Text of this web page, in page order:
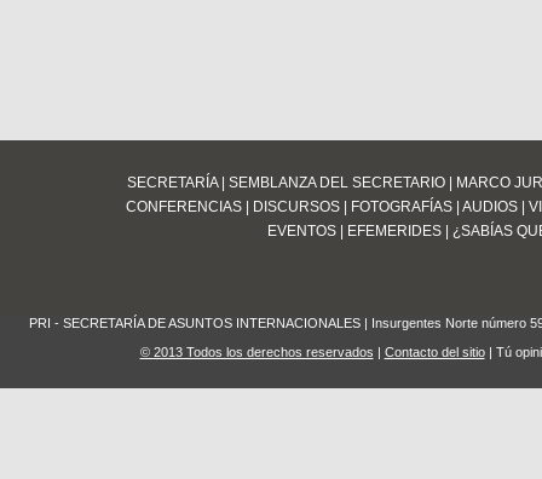
SECRETARÍA| SEMBLANZA DEL SECRETARIO
MARCO
CONFERENCIAS| DISCURSOS| FOTOGRAFÍAS| AUDIOS|
EVENTOS
EFEMERIDES ¿SABÍAS
PRI - SECRETARÍA DE ASUNTOS INTERNACIONALES | Insurgentes Norte número
© 2013 Todos los derechos reservados | Contacto del sitio| Tú